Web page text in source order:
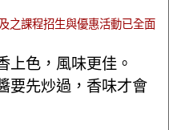
之課程招生與優惠活動已全面
上色，風味更佳。
要先炒過，香味才會